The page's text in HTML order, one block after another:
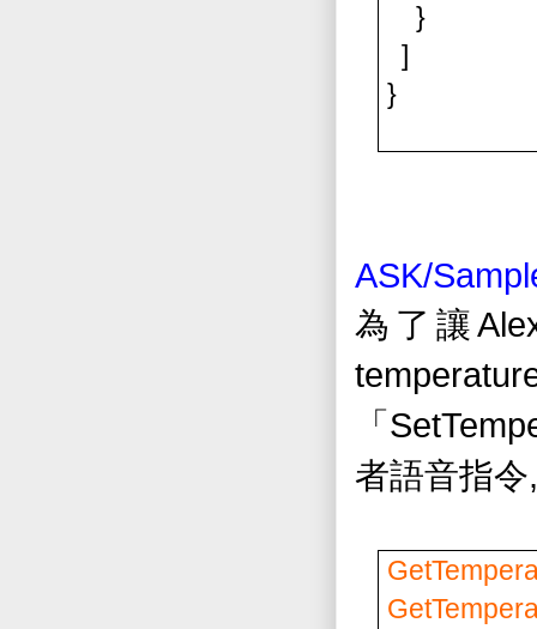
}
]
}
ASK/
為了讓
「
者語音指令